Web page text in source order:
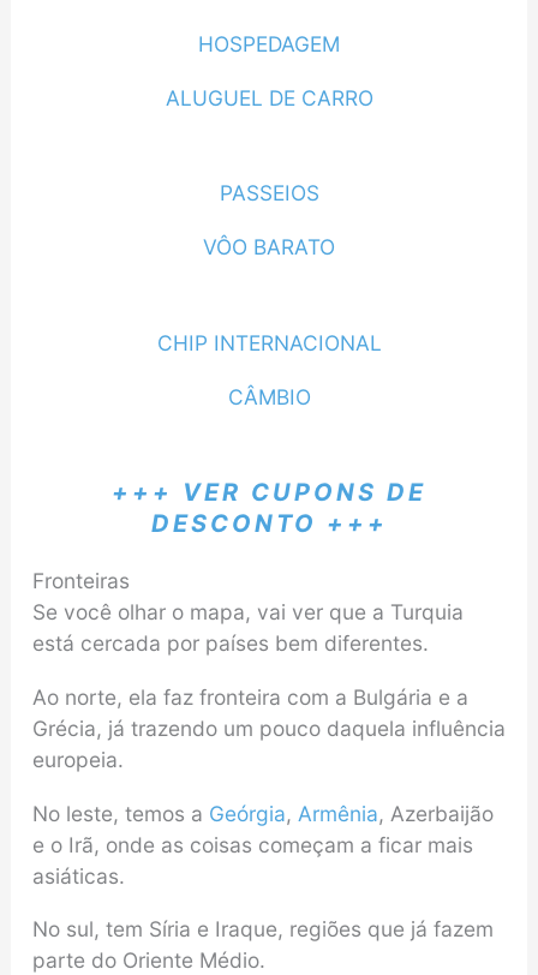
HOSPEDAGEM
ALUGUEL DE CARRO
PASSEIOS
VÔO BARATO
CHIP INTERNACIONAL
CÂMBIO
+++ VER CUPONS DE
DESCONTO +++
Fronteiras
Se você olhar o mapa, vai ver que a Turquia
está cercada por países bem diferentes.
Ao norte, ela faz fronteira com a Bulgária e a
Grécia, já trazendo um pouco daquela influência
europeia.
No leste, temos a Geórgia, Armênia, Azerbaijão
e o Irã, onde as coisas começam a ficar mais
asiáticas.
No sul, tem Síria e Iraque, regiões que já fazem
parte do Oriente Médio.